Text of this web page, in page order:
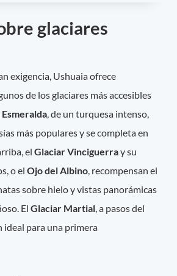
glaciares
exigencia, Ushuaia ofrece
de los glaciares más accesibles
Esmeralda , de un turquesa intenso,
más populares y se completa en
elGlaciar Vinciguerray su
o elOjo del Albino , recompensan el
sobre hielo y vistas panorámicas
ElGlaciar Martial , a pasos del
ideal para una primera